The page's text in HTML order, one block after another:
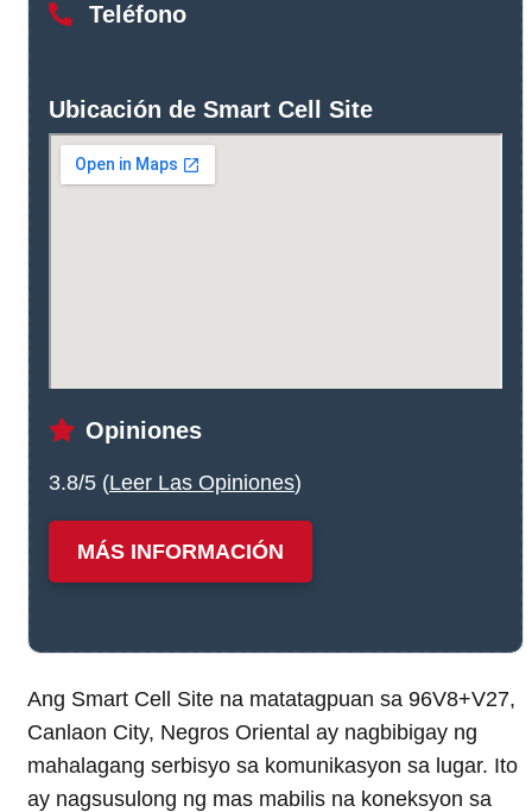
Teléfono
Ubicación de Smart Cell Site
Opiniones
3.8/5 (Leer Las Opiniones)
MÁS INFORMACIÓN
Ang Smart Cell Site na matatagpuan sa 96V8+V27,
Canlaon City, Negros Oriental ay nagbibigay ng
mahalagang serbisyo sa komunikasyon sa lugar. Ito
ay nagsusulong ng mas mabilis na koneksyon sa